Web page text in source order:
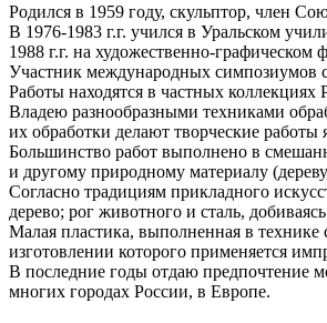
Родился в 1959 году, скульптор, член
В 1976-1983 г.г. учился в Уральском
1988 г.г. на художественно-графическом
Участник международных симпозиумов
Работы находятся в частных
Владею разнообразными техниками
их обработки делают творческие
Большинство работ выполнено в
и другому природному материалу
Согласно традициям прикладного
дерево; рог животного и сталь,
Малая пластика, выполненная в технике
изготовлении которого применяется
В последние годы отдаю предпочтение
многих городах России, в Европе.